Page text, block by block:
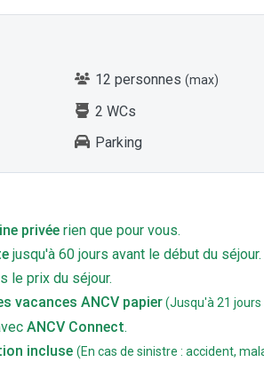
12 personnes (max)
2 WCs
Parking
privée rien que pour vous.
jusqu'à 60 jours avant le début du séjour.
le prix du séjour.
vacances ANCV papier(Jusqu'à 21
ANCV Connect.
incluse (En cas de sinistre : accident,